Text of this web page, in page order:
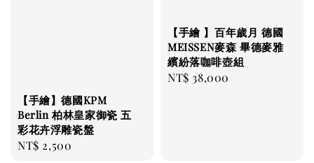
【手繪】德國KPM
Berlin 柏林皇家御瓷 五
彩花卉浮雕瓷盤
Regular
NT$ 2,500
【手繪 】百年歲月 德國
MEISSEN麥森 畢德麥雅
繽紛落咖啡壺組
Regular
NT$ 38,000